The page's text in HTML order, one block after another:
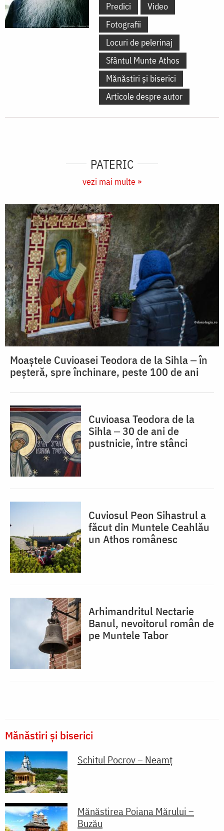
Predici
Video
Fotografii
Locuri de pelerinaj
Sfântul Munte Athos
Mănăstiri și biserici
Articole despre autor
PATERIC
vezi mai multe »
Moaștele Cuvioasei Teodora de la Sihla ‒ în
peșteră, spre închinare, peste 100 de ani
Cuvioasa Teodora de la
Sihla ‒ 30 de ani de
pustnicie, între stânci
Cuviosul Peon Sihastrul a
făcut din Muntele Ceahlău
un Athos românesc
Arhimandritul Nectarie
Banul, nevoitorul român de
pe Muntele Tabor
Mănăstiri și biserici
Schitul Pocrov – Neamț
Mănăstirea Poiana Mărului –
Buzău